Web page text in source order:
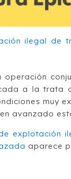
a la trata
muy
avanzado
explotación
aparece